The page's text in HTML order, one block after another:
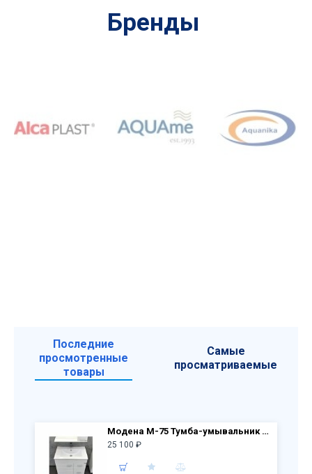
Бренды
Последние
просмотренные
товары
Самые
просматриваемые
Модена М-75 Тумба-умывальник 875х755х465 мм Белая матовая с раковиной Quadro 75 QDR75SLWB01
25 100 ₽